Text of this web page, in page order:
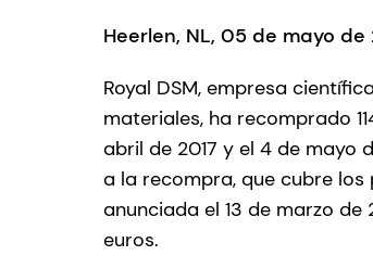
Heerlen, NL, 05 de mayo de
Royal DSM, empresa
materiales, ha recomprado
abril de 2017 y el 4 de mayo
a la recompra, que cubre los
anunciada el 13 de marzo
euros.